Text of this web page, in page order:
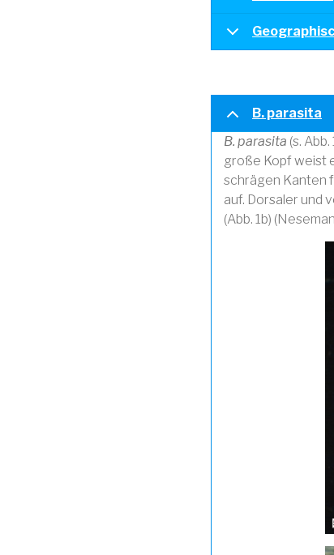
B. parasita
B. parasita (s.
große Kopf weist
schrägen Kanten
auf. Dorsaler und
(Abb. 1b)